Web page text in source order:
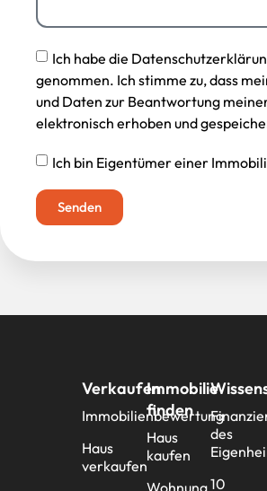
Ich habe die
genommen. Ich stimme zu, dass
und Daten zur Beantwortung
elektronisch erhoben und
Ich bin Eigentümer einer
Senden
Verkaufen
Immobilienbewertung
Haus
verkaufen
Immobilie
finden
Haus
kaufen
Wohnung
des
10